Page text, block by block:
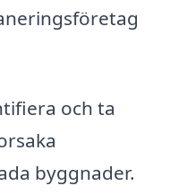
och ta
byggnader.